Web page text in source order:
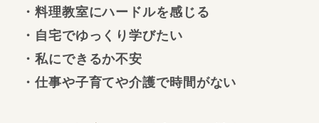
・料理教室にハードルを感じる
・自宅でゆっくり学びたい
・私にできるか不安
・仕事や子育てや介護で時間がない